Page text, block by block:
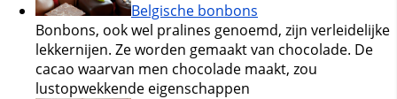
Belgische bonbons
Bonbons, ook wel pralines genoemd, zijn verleidelijke
lekkernijen. Ze worden gemaakt van chocolade. De
cacao waarvan men chocolade maakt, zou
lustopwekkende eigenschappen